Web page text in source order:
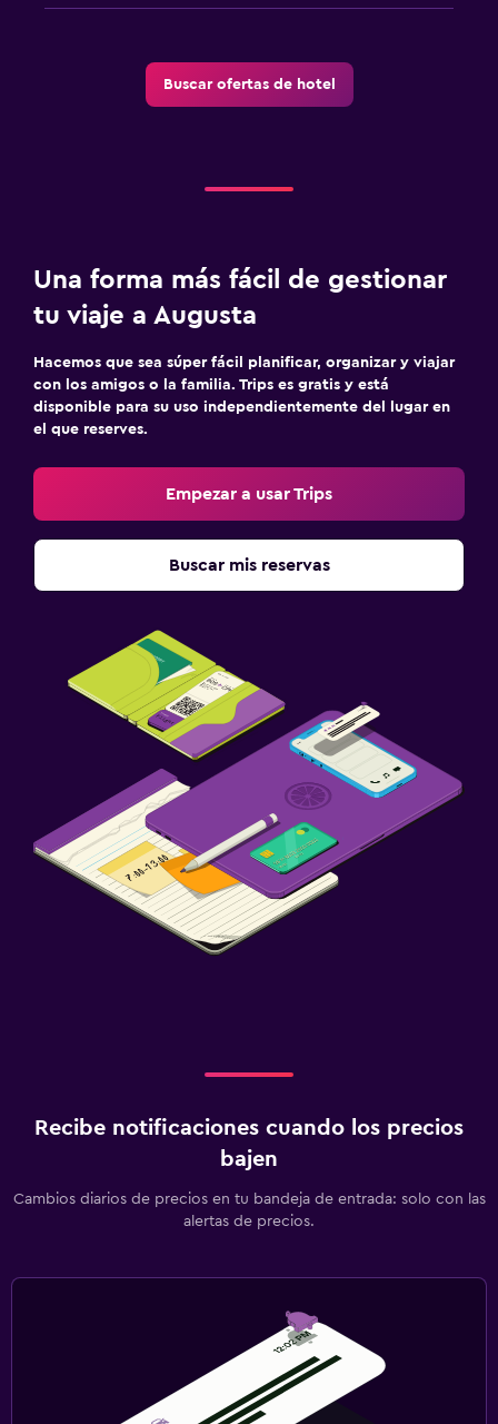
Buscar ofertas de hotel
Una forma más fácil de gestionar
tu viaje a Augusta
Hacemos que sea súper fácil planificar, organizar y viajar
con los amigos o la familia. Trips es gratis y está
disponible para su uso independientemente del lugar en
el que reserves.
Empezar a usar Trips
Buscar mis reservas
Recibe notificaciones cuando los precios
bajen
Cambios diarios de precios en tu bandeja de entrada: solo con las
alertas de precios.